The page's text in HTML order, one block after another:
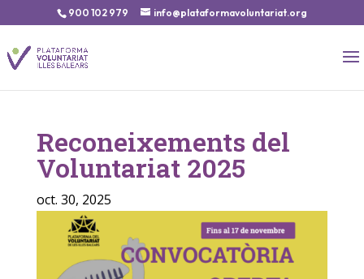
900 102 979 info@plataformavoluntariat.org
Reconeixements del
Voluntariat 2025
oct. 30, 2025